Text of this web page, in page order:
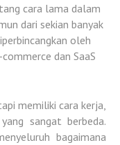
cara lama dalam
dari sekian banyak
oleh
commerce dan SaaS
memiliki cara kerja,
sangat berbeda.
bagaimana